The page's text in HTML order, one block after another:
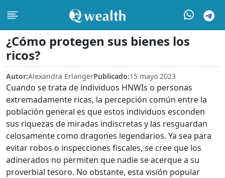
¿Cómo protegen sus bienes los
ricos?
Autor:Alexandra ErlangerPublicado:15 mayo 2023
Cuando se trata de individuos HNWIs o personas
extremadamente ricas, la percepción común entre la
población general es que estos individuos esconden
sus riquezas de miradas indiscretas y las resguardan
celosamente como dragones legendarios. Ya sea para
evitar robos o inspecciones fiscales, se cree que los
adinerados no permiten que nadie se acerque a su
proverbial tesoro. No obstante, esta visión popular